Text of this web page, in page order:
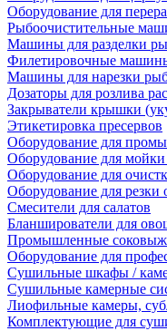
Оборудование для
Рыбоочистительные
Машины для разделки
Филетировочные
Машины для нарезки
Дозаторы для розлива
Закрыватели крышки
Этикетировка пресервов
Оборудование для
Оборудование для
Оборудование для
Оборудование для резки
Смесители для салатов
Бланширователи для
Промышленные
Оборудование для
Сушильные шкафы /
Сушильные камерные
Лиофильные камеры,
Комплектующие для